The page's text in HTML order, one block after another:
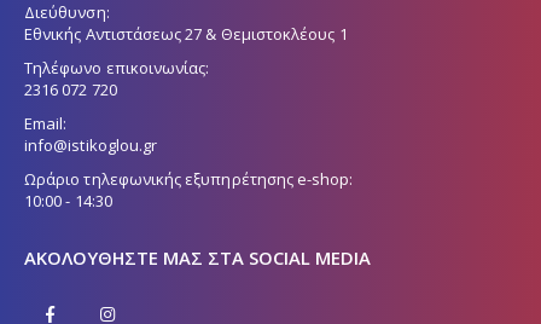
Διεύθυνση:
Εθνικής Αντιστάσεως 27 & Θεμιστοκλέους 1
Τηλέφωνο επικοινωνίας:
2316 072 720
Email:
info@istikoglou.gr
Ωράριο τηλεφωνικής εξυπηρέτησης e-shop:
10:00 - 14:30
ΑΚΟΛΟΥΘΉΣΤΕ ΜΑΣ ΣΤΑ SOCIAL MEDIA